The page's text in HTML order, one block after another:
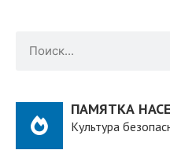
ПАМЯТКА
Культура